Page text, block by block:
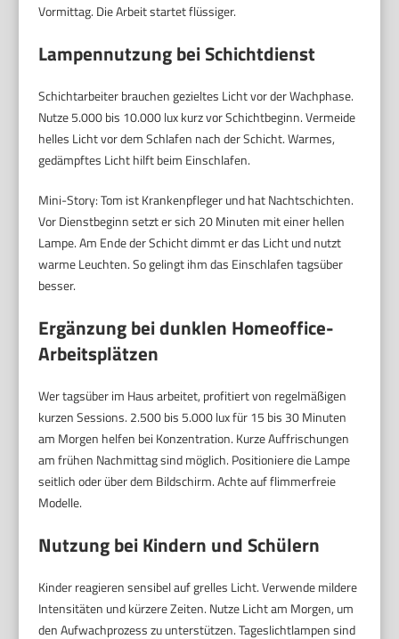
Vormittag. Die Arbeit startet flüssiger.
Lampennutzung bei Schichtdienst
Schichtarbeiter brauchen gezieltes Licht vor der Wachphase.
Nutze 5.000 bis 10.000 lux kurz vor Schichtbeginn. Vermeide
helles Licht vor dem Schlafen nach der Schicht. Warmes,
gedämpftes Licht hilft beim Einschlafen.
Mini-Story: Tom ist Krankenpfleger und hat Nachtschichten.
Vor Dienstbeginn setzt er sich 20 Minuten mit einer hellen
Lampe. Am Ende der Schicht dimmt er das Licht und nutzt
warme Leuchten. So gelingt ihm das Einschlafen tagsüber
besser.
Ergänzung bei dunklen Homeoffice-
Arbeitsplätzen
Wer tagsüber im Haus arbeitet, profitiert von regelmäßigen
kurzen Sessions. 2.500 bis 5.000 lux für 15 bis 30 Minuten
am Morgen helfen bei Konzentration. Kurze Auffrischungen
am frühen Nachmittag sind möglich. Positioniere die Lampe
seitlich oder über dem Bildschirm. Achte auf flimmerfreie
Modelle.
Nutzung bei Kindern und Schülern
Kinder reagieren sensibel auf grelles Licht. Verwende mildere
Intensitäten und kürzere Zeiten. Nutze Licht am Morgen, um
den Aufwachprozess zu unterstützen. Tageslichtlampen sind